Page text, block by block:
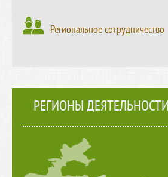
Региональное сотрудничество
РЕГИОНЫ ДЕЯТЕЛЬНОСТИ